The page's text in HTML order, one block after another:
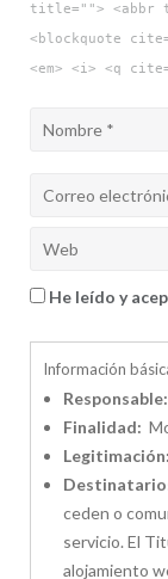
title=""> <abbr
<blockquote
<em> <i> <q
He leído y
Información
Responsable:
Finalidad:
Legitimación:
ceden o
servicio. El
alojamiento